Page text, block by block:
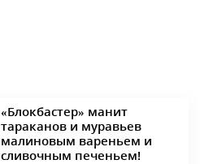
«Блокбастер» манит
тараканов и муравьев
малиновым вареньем и
сливочным печеньем!